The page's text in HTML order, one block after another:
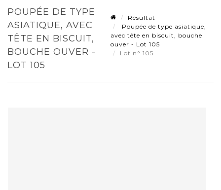
POUPÉE DE TYPE
ASIATIQUE, AVEC
TÊTE EN BISCUIT,
BOUCHE OUVER -
LOT 105
Résultat
Poupée de type asiatique,
avec tête en biscuit, bouche
ouver - Lot 105
Lot n° 105